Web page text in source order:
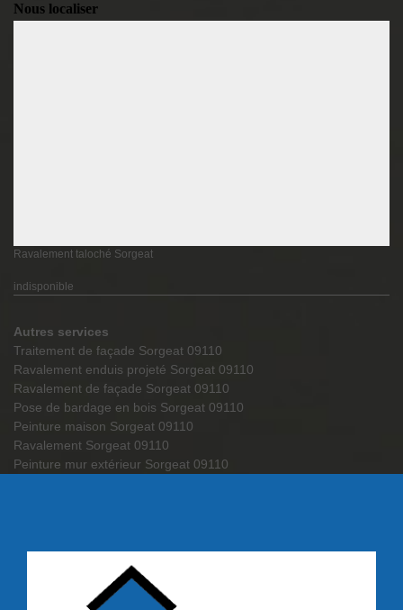
Nous localiser
Ravalement taloché Sorgeat
indisponible
Autres services
Traitement de façade Sorgeat 09110
Ravalement enduis projeté Sorgeat 09110
Ravalement de façade Sorgeat 09110
Pose de bardage en bois Sorgeat 09110
Peinture maison Sorgeat 09110
Ravalement Sorgeat 09110
Peinture mur extérieur Sorgeat 09110